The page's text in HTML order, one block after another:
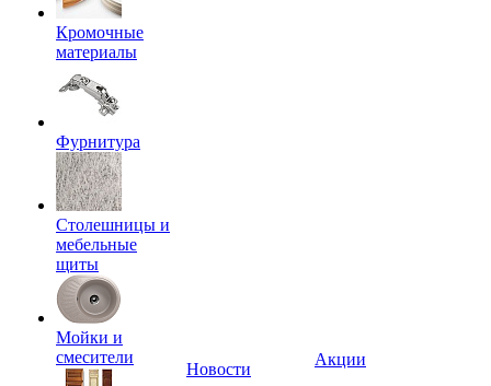
Кромочные
материалы
Фурнитура
Столешницы и
мебельные
щиты
Мойки и
смесители
Новости
Акции